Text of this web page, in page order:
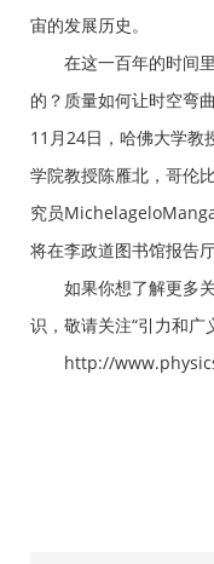
宙的发展历史。
在这一百年的时间
的？质量如何让时空弯
11月24日，哈佛大学教
学院教授陈雁北，哥伦
究员
将在李政道图书馆报告
如果你想了解更多
识，敬请关注“引力和广
http://